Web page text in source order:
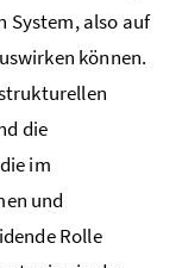
System, also auf
können.
die
im
und
Rolle